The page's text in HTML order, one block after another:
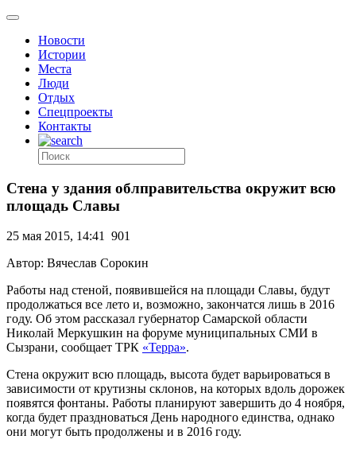
Новости
Истории
Места
Люди
Отдых
Спецпроекты
Контакты
Стена у здания облправительства окружит всю
площадь Славы
25 мая 2015, 14:41 901
Автор: Вячеслав Сорокин
Работы над стеной, появившейся на площади Славы, будут
продолжаться все лето и, возможно, закончатся лишь в 2016
году. Об этом рассказал губернатор Самарской области
Николай Меркушкин на форуме муниципальных СМИ в
Сызрани, сообщает ТРК «Терра».
Стена окружит всю площадь, высота будет варьироваться в
зависимости от крутизны склонов, на которых вдоль дорожек
появятся фонтаны. Работы планируют завершить до 4 ноября,
когда будет праздноваться День народного единства, однако
они могут быть продолжены и в 2016 году.